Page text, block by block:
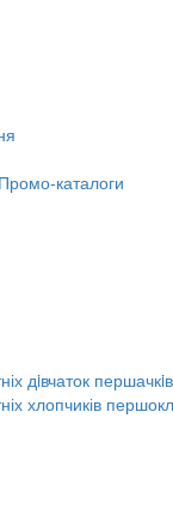
Промо-каталоги
дiвчаток першачкiв
хлопчиків